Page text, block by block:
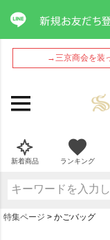
→三京商会を装
新着商品 ランキング
特集ページ かごバッグ